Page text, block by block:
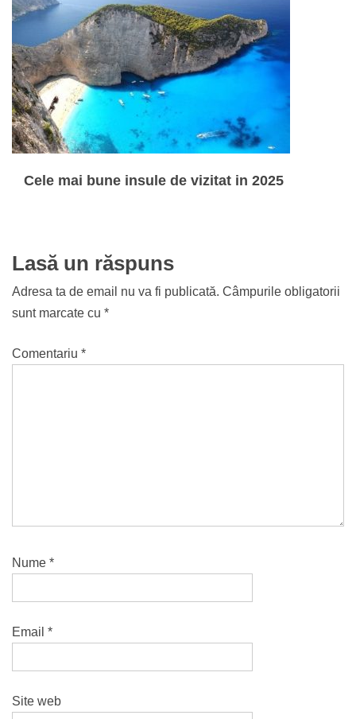
Cele mai bune insule de vizitat in 2025
Lasă un răspuns
Adresa ta de email nu va fi publicată. Câmpurile obligatorii
sunt marcate cu *
Comentariu *
Nume *
Email *
Site web